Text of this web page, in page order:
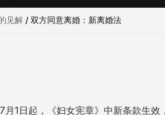
见解 / 双方同意离婚：新离婚法
月1日起，《妇女宪章》中新条款生效